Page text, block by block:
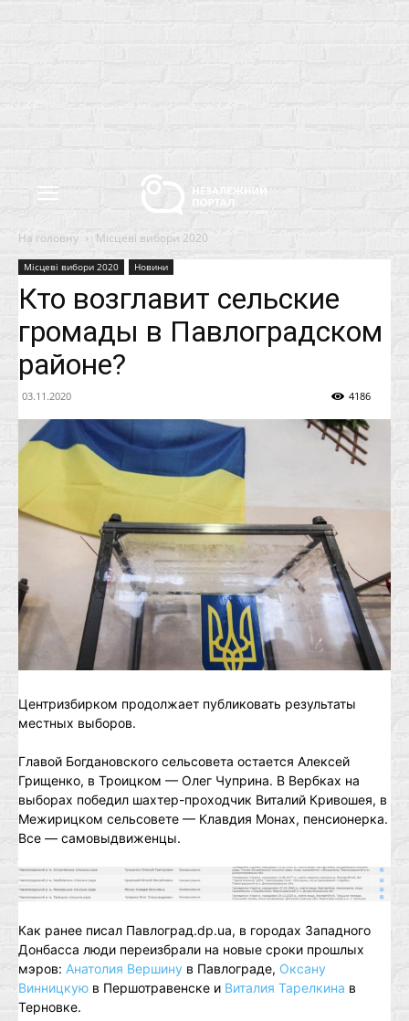
На головну Місцеві вибори 2020
Місцеві вибори 2020 Новини
Кто возглавит сельские
громады в Павлоградском
районе?
03.11.2020 4186
Центризбирком продолжает публиковать результаты
местных выборов.
Главой Богдановского сельсовета остается Алексей
Грищенко, в Троицком — Олег Чуприна. В Вербках на
выборах победил шахтер-проходчик Виталий Кривошея, в
Межирицком сельсовете — Клавдия Монах, пенсионерка.
Все — самовыдвиженцы.
Как ранее писал Павлоград.dp.ua, в городах Западного
Донбасса люди переизбрали на новые сроки прошлых
мэров: Анатолия Вершину в Павлограде, Оксану
Винницкую в Першотравенске и Виталия Тарелкина в
Терновке.